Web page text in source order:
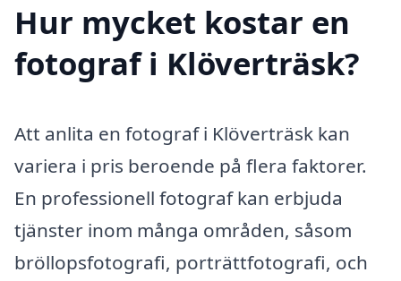
Hur mycket kostar en
fotograf i Klöverträsk?
Att anlita en fotograf i Klöverträsk kan
variera i pris beroende på flera faktorer.
En professionell fotograf kan erbjuda
tjänster inom många områden, såsom
bröllopsfotografi, porträttfotografi, och